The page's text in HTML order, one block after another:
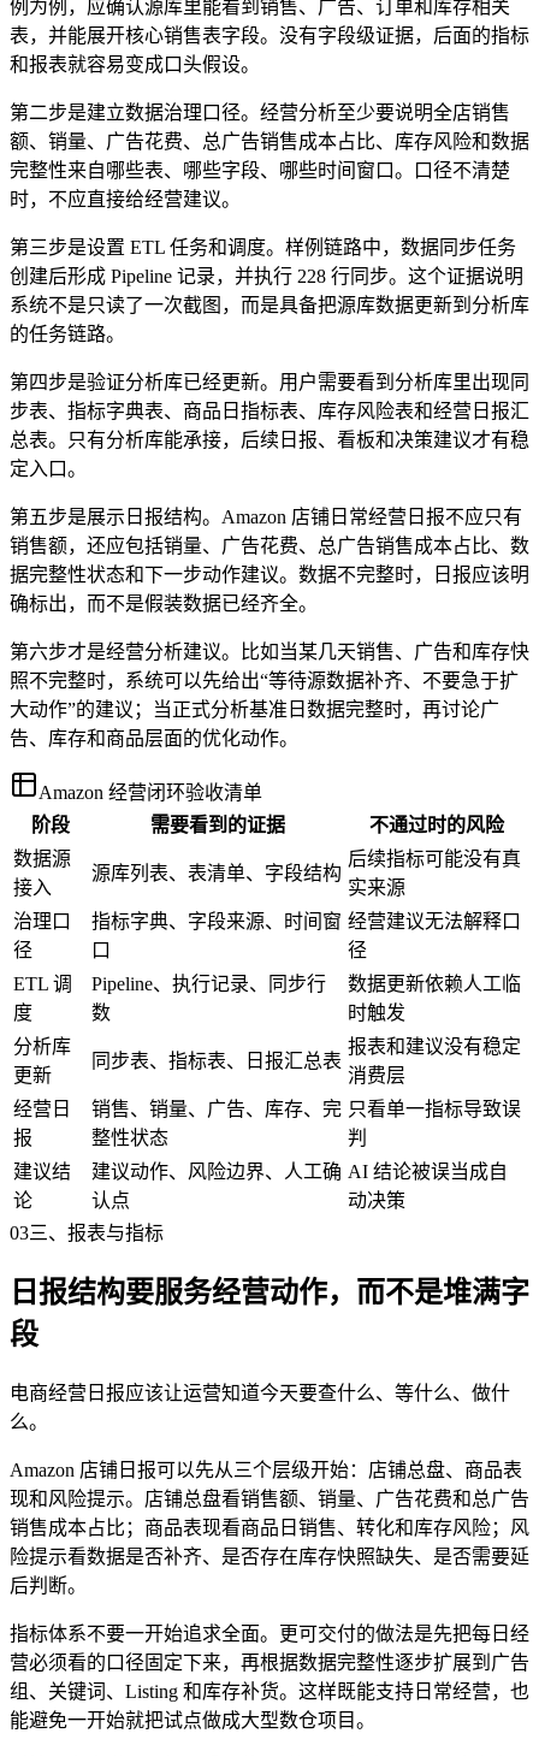
例为例，应确认源库里能看到销售、广告、订单和库存相关
表，并能展开核心销售表字段。没有字段级证据，后面的指标
和报表就容易变成口头假设。
第二步是建立数据治理口径。经营分析至少要说明全店销售
额、销量、广告花费、总广告销售成本占比、库存风险和数据
完整性来自哪些表、哪些字段、哪些时间窗口。口径不清楚
时，不应直接给经营建议。
第三步是设置 ETL 任务和调度。样例链路中，数据同步任务
创建后形成 Pipeline 记录，并执行 228 行同步。这个证据说明
系统不是只读了一次截图，而是具备把源库数据更新到分析库
的任务链路。
第四步是验证分析库已经更新。用户需要看到分析库里出现同
步表、指标字典表、商品日指标表、库存风险表和经营日报汇
总表。只有分析库能承接，后续日报、看板和决策建议才有稳
定入口。
第五步是展示日报结构。Amazon 店铺日常经营日报不应只有
销售额，还应包括销量、广告花费、总广告销售成本占比、数
据完整性状态和下一步动作建议。数据不完整时，日报应该明
确标出，而不是假装数据已经齐全。
第六步才是经营分析建议。比如当某几天销售、广告和库存快
照不完整时，系统可以先给出“等待源数据补齐、不要急于扩
大动作”的建议；当正式分析基准日数据完整时，再讨论广
告、库存和商品层面的优化动作。
Amazon 经营闭环验收清单
阶段
需要看到的证据
不通过时的风险
数据源
接入
源库列表、表清单、字段结构
后续指标可能没有真
实来源
治理口
径
指标字典、字段来源、时间窗
口
经营建议无法解释口
径
ETL 调
度
Pipeline、执行记录、同步行
数
数据更新依赖人工临
时触发
分析库
更新
同步表、指标表、日报汇总表
报表和建议没有稳定
消费层
经营日
报
销售、销量、广告、库存、完
整性状态
只看单一指标导致误
判
建议结
论
建议动作、风险边界、人工确
认点
AI 结论被误当成自
动决策
03三、报表与指标
日报结构要服务经营动作，而不是堆满字
段
电商经营日报应该让运营知道今天要查什么、等什么、做什
么。
Amazon 店铺日报可以先从三个层级开始：店铺总盘、商品表
现和风险提示。店铺总盘看销售额、销量、广告花费和总广告
销售成本占比；商品表现看商品日销售、转化和库存风险；风
险提示看数据是否补齐、是否存在库存快照缺失、是否需要延
后判断。
指标体系不要一开始追求全面。更可交付的做法是先把每日经
营必须看的口径固定下来，再根据数据完整性逐步扩展到广告
组、关键词、Listing 和库存补货。这样既能支持日常经营，也
能避免一开始就把试点做成大型数仓项目。